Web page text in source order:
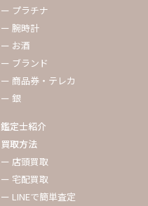
ー プラチナ
ー 腕時計
ー お酒
ー ブランド
ー 商品券・テレカ
ー 銀
鑑定士紹介
買取方法
ー 店頭買取
ー 宅配買取
ー LINEで簡単査定